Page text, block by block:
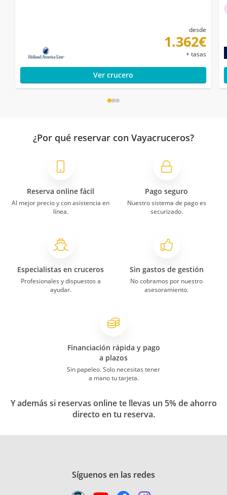
desde
1.362€
+ tasas
Ver crucero
¿Por qué reservar con Vayacruceros?
Reserva online fácil
Al mejor precio y con asistencia en
línea.
Pago seguro
Nuestro sistema de pago es
securizado.
Especialistas en cruceros
Profesionales y dispuestos a
ayudar.
Sin gastos de gestión
No cobramos por nuestro
asesoramiento.
Financiación rápida y pago
a plazos
Sin papeleo. Solo necesitas tener
a mano tu tarjeta.
Y además si reservas online te llevas un 5% de ahorro
directo en tu reserva.
Síguenos en las redes